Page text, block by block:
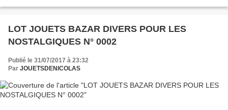
LOT JOUETS BAZAR DIVERS POUR LES
NOSTALGIQUES N° 0002
Publié le 31/07/2017 à 23:32
Par JOUETSDENICOLAS